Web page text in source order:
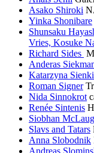
Asako Shiroki
Yinka Shonibare
Shunsaku
Vries, Kosuke
Richard Sides
Anderas
Katarzyna
Roman Signer
Nida Sinnokrot
Renée Sintenis
Siobhan
Slavs and Tatars
Anna Slobodnik
Andreas